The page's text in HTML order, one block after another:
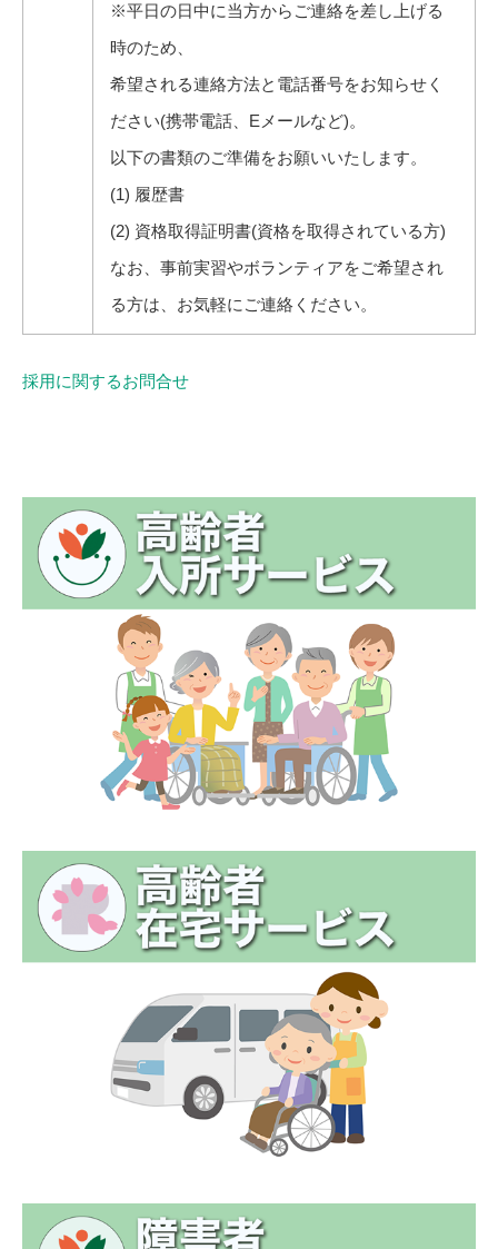
※平日の日中に当方からご連絡を差し上げる
時のため、
希望される連絡方法と電話番号をお知らせく
ださい(携帯電話、Eメールなど)。
以下の書類のご準備をお願いいたします。
(1) 履歴書
(2) 資格取得証明書(資格を取得されている方)
なお、事前実習やボランティアをご希望され
る方は、お気軽にご連絡ください。
採用に関するお問合せ